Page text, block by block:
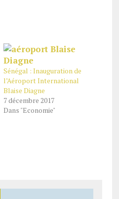
Sénégal : Inauguration de
l’Aéroport International
Blaise Diagne
7 décembre 2017
Dans "Economie"